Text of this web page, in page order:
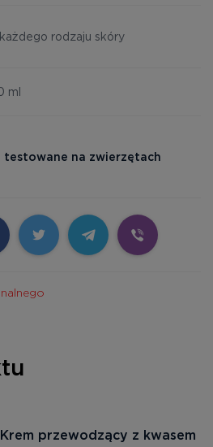
rodzaju skóry
ml
testowane na zwierzętach
przewodzący z kwasem